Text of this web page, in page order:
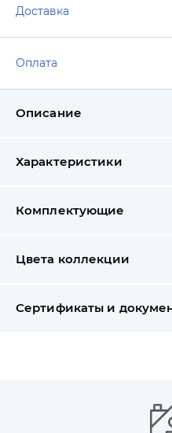
Доставка
Оплата
Описание
Характеристики
Комплектующие
Цвета коллекции
Сертификаты и